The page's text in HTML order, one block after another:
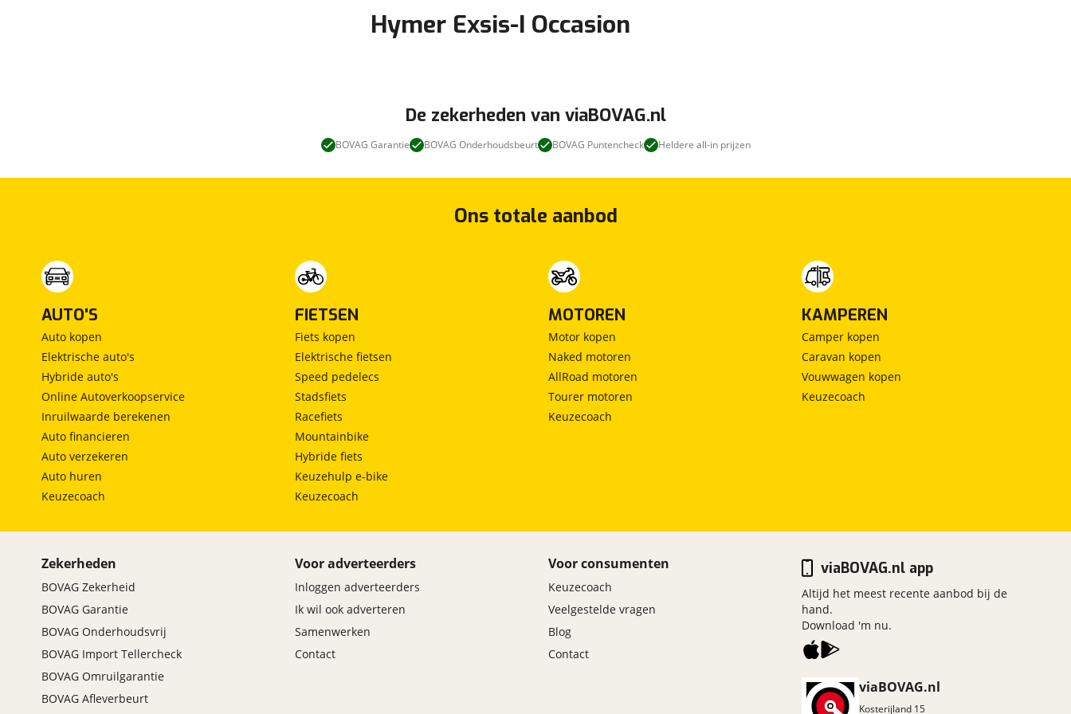
Hymer Exsis-I Occasion
De zekerheden van viaBOVAG.nl
BOVAG Garantie BOVAG Onderhoudsbeurt BOVAG Puntencheck Heldere all-in prijzen
Ons totale aanbod
AUTO'S
Auto kopen
Elektrische auto's
Hybride auto's
Online Autoverkoopservice
Inruilwaarde berekenen
Auto financieren
Auto verzekeren
Auto huren
Keuzecoach
FIETSEN
Fiets kopen
Elektrische fietsen
Speed pedelecs
Stadsfiets
Racefiets
Mountainbike
Hybride fiets
Keuzehulp e-bike
Keuzecoach
MOTOREN
Motor kopen
Naked motoren
AllRoad motoren
Tourer motoren
Keuzecoach
KAMPEREN
Camper kopen
Caravan kopen
Vouwwagen kopen
Keuzecoach
Zekerheden
BOVAG Zekerheid
BOVAG Garantie
BOVAG Onderhoudsvrij
BOVAG Import Tellercheck
BOVAG Omruilgarantie
BOVAG Afleverbeurt
Voor adverteerders
Inloggen adverteerders
Ik wil ook adverteren
Samenwerken
Contact
Voor consumenten
Keuzecoach
Veelgestelde vragen
Blog
Contact
viaBOVAG.nl
Kosterijland 15
viaBOVAG.nl app
Altijd het meest recente aanbod bij de
hand.
Download 'm nu.